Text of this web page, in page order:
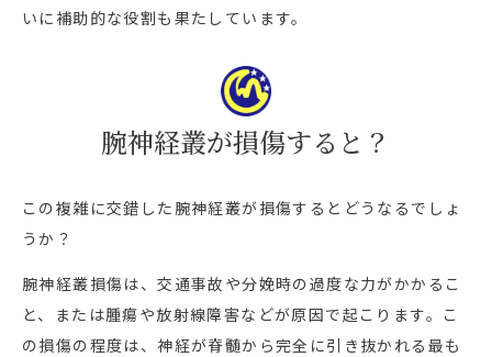
いに補助的な役割も果たしています。
腕神経叢が損傷すると？
この複雑に交錯した腕神経叢が損傷するとどうなるでしょ
うか？
腕神経叢損傷は、交通事故や分娩時の過度な力がかかるこ
と、または腫瘍や放射線障害などが原因で起こります。こ
の損傷の程度は、神経が脊髄から完全に引き抜かれる最も